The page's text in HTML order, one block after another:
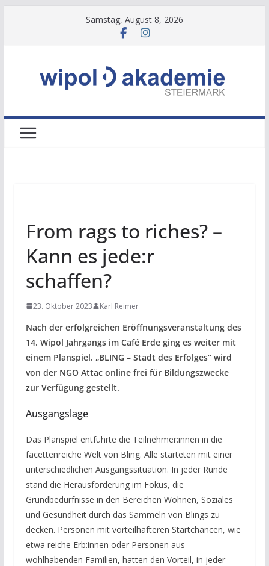
Samstag, August 8, 2026
From rags to riches? –
Kann es jede:r
schaffen?
23. Oktober 2023 Karl Reimer
Nach der erfolgreichen Eröffnungsveranstaltung des
14. Wipol Jahrgangs im Café Erde ging es weiter mit
einem Planspiel. „BLING – Stadt des Erfolges“ wird
von der NGO Attac online frei für Bildungszwecke
zur Verfügung gestellt.
Ausgangslage
Das Planspiel entführte die Teilnehmer:innen in die
facettenreiche Welt von Bling. Alle starteten mit einer
unterschiedlichen Ausgangssituation. In jeder Runde
stand die Herausforderung im Fokus, die
Grundbedürfnisse in den Bereichen Wohnen, Soziales
und Gesundheit durch das Sammeln von Blings zu
decken. Personen mit vorteilhafteren Startchancen, wie
etwa reiche Erb:innen oder Personen aus
wohlhabenden Familien, hatten den Vorteil, in jeder